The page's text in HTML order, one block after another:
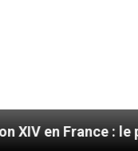
: le programme